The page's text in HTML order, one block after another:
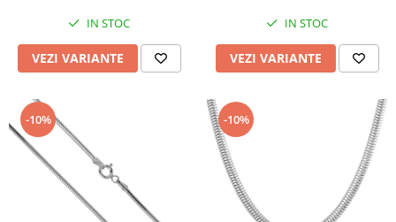
IN STOC
VEZI VARIANTE
IN STOC
VEZI VARIANTE
-10% -10%